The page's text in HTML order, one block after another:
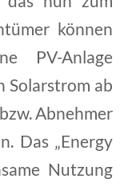
können
PV-Anlage
Solarstrom ab
Abnehmer
Das „Energy
Nutzung